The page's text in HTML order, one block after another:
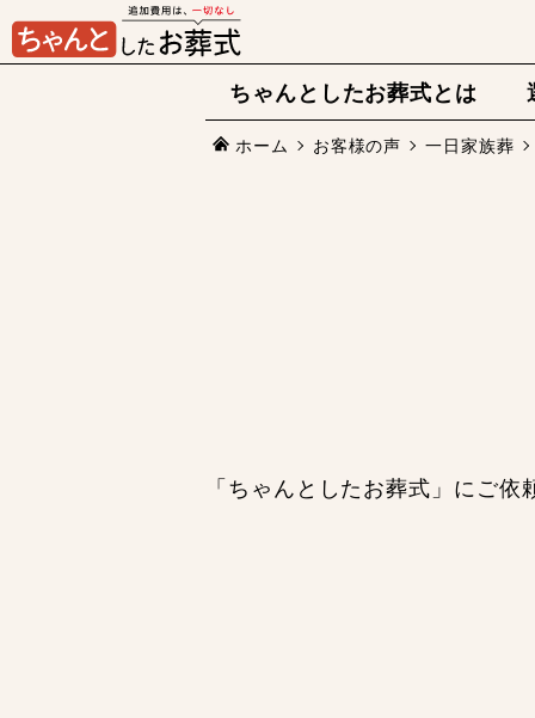
ちゃんとしたお葬式とは
ホーム お客様の声 一日家族葬
「ちゃんとしたお葬式」にご